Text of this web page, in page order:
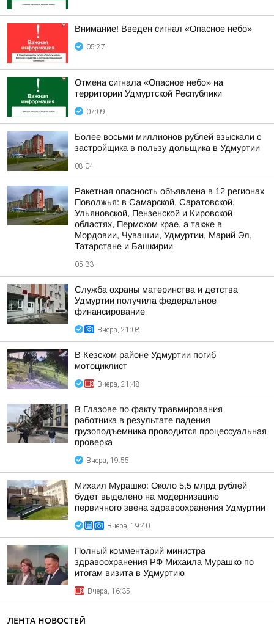
Внимание! Введен сигнал «Опасное небо»
05:27
Отмена сигнала «Опасное небо» на
территории Удмуртской Республики
07:09
Более восьми миллионов рублей взыскали с
застройщика в пользу дольщика в Удмуртии
08:04
Ракетная опасность объявлена в 12 регионах
Поволжья: в Самарской, Саратовской,
Ульяновской, Пензенской и Кировской
областях, Пермском крае, а также в
Мордовии, Чувашии, Удмуртии, Марий Эл,
Татарстане и Башкирии
05:33
Служба охраны материнства и детства
Удмуртии получила федеральное
финансирование
Вчера, 21:08
В Кезском районе Удмуртии погиб
мотоциклист
Вчера, 21:48
В Глазове по факту травмирования
работника в результате падения
грузоподъемника проводится процессуальная
проверка
Вчера, 19:55
Михаил Мурашко: Около 5,5 млрд рублей
будет выделено на модернизацию
первичного звена здравоохранения Удмуртии
Вчера, 19:40
Полный комментарий министра
здравоохранения РФ Михаила Мурашко по
итогам визита в Удмуртию
Вчера, 16:35
ЛЕНТА НОВОСТЕЙ